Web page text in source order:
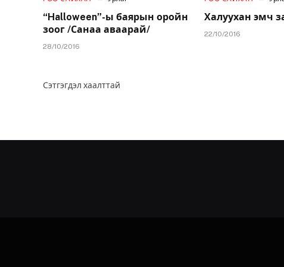
“Halloween”-ы баярын оройн
зоог /Санаа аваарай/
28/10/2016
Халуухан эмч
22/10/2016
Сэтгэгдэл хаалттай